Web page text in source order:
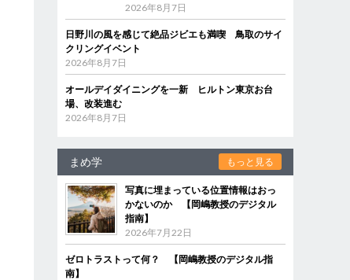
2026年8月7日
日野川の風を感じて絶品ジビエも満喫 鳥取のサイ
クリングイベント
2026年8月7日
オールデイダイニングを一新 ヒルトン東京お台
場、改装進む
2026年8月7日
まめ学 もっと見る
写真に埋まっている位置情報はおっ
かないのか 【岡嶋教授のデジタル
指南】
2026年7月22日
ゼロトラストって何？ 【岡嶋教授のデジタル指
南】